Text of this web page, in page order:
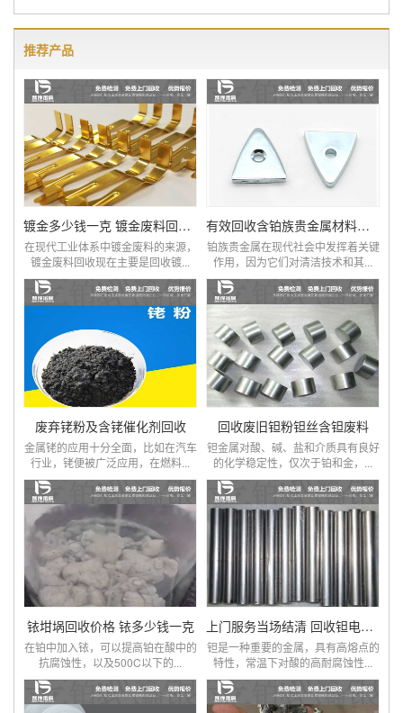
推荐产品
镀金多少钱一克 镀金废料回收厂家
在现代工业体系中镀金废料的来源，
镀金废料回收现在主要是回收镀...
有效回收含铂族贵金属材料回收价格表单
铂族贵金属在现代社会中发挥着关键
作用，因为它们对清洁技术和其...
废弃铑粉及含铑催化剂回收
金属铑的应用十分全面，比如在汽车
行业，铑便被广泛应用，在燃料...
回收废旧钽粉钽丝含钽废料
钽金属对酸、碱、盐和介质具有良好
的化学稳定性，仅次于铂和金，...
铱坩埚回收价格 铱多少钱一克
在铂中加入铱，可以提高铂在酸中的
抗腐蚀性，以及500C以下的...
上门服务当场结清 回收钽电极电容器
钽是一种重要的金属，具有高熔点的
特性，常温下对酸的高耐腐蚀性...